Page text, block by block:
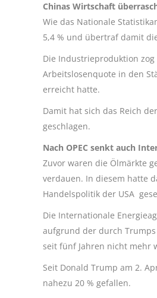
Chinas Wirtschaft
Wie das Nationale
5,4 % und übertraf damit
Die Industrieproduktion zog
Arbeitslosenquote in den
erreicht hatte.
Damit hat sich das Reich
geschlagen.
Nach OPEC senkt auch
Zuvor waren die Ölmärkte
verdauen. In diesem hatte
Handelspolitik der USA
Die Internationale
aufgrund der durch
seit fünf Jahren nicht mehr
Seit Donald Trump am 2.
nahezu 20 % gefallen.